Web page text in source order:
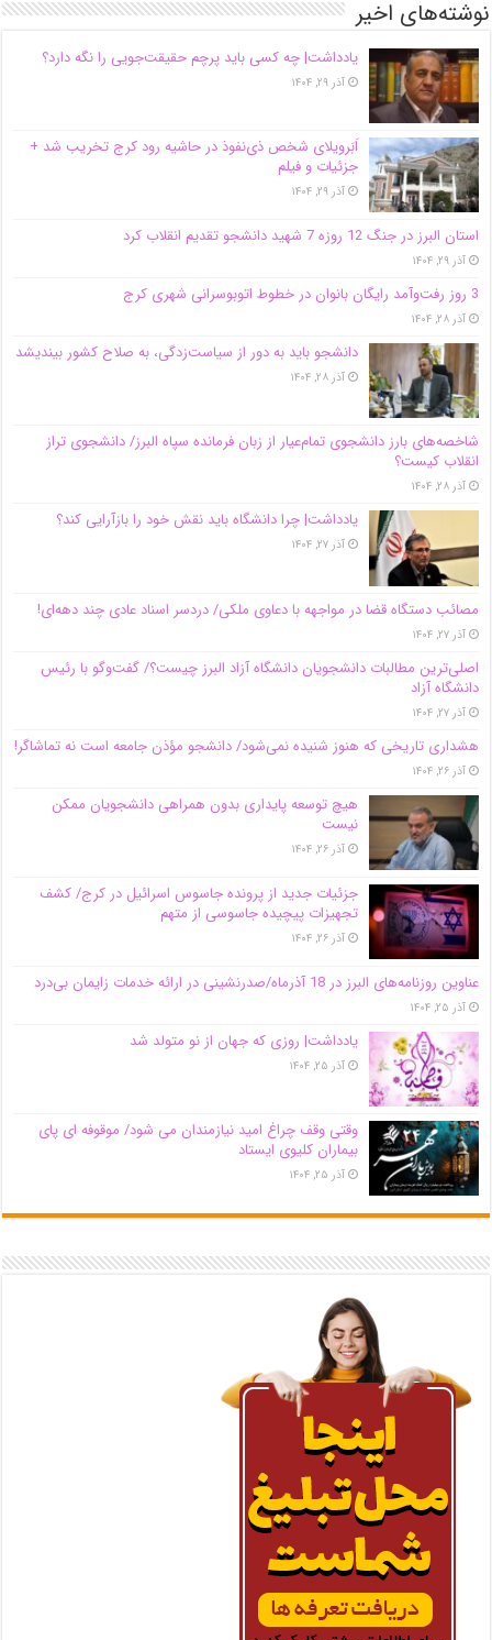
نوشته‌های اخیر
یادداشت| ‌چه کسی باید پرچم حقیقت‌جویی را نگه دارد؟
آذر ۲۹, ۱۴۰۴
اَبَر‌ویلای شخص ذی‌نفوذ در حاشیه‌ رود کرج تخریب شد +
جزئیات و فیلم
آذر ۲۹, ۱۴۰۴
استان البرز در جنگ 12 روزه 7 شهید دانشجو تقدیم انقلاب کرد
آذر ۲۹, ۱۴۰۴
3 روز رفت‌وآمد رایگان بانوان در خطوط اتوبوسرانی شهری کرج
آذر ۲۸, ۱۴۰۴
دانشجو باید به دور از سیاست‌زدگی، به صلاح کشور بیندیشد
آذر ۲۸, ۱۴۰۴
شاخصه‌های بارز دانشجوی تمام‌عیار از زبان فرمانده سپاه البرز/ دانشجوی تراز
انقلاب کیست؟
آذر ۲۸, ۱۴۰۴
یادداشت| چرا دانشگاه باید نقش خود را بازآرایی کند؟
آذر ۲۷, ۱۴۰۴
مصائب دستگاه قضا در مواجهه با دعاوی ملکی/ دردسر اسناد عادی چند‌ دهه‌ای!
آذر ۲۷, ۱۴۰۴
اصلی‌ترین مطالبات دانشجویان دانشگاه آزاد البرز چیست؟/ گفت‌وگو با رئیس
دانشگاه آز‌اد
آذر ۲۷, ۱۴۰۴
هشداری تاریخی که هنوز شنیده نمی‌شود/ دانشجو مؤذن جامعه است نه تماشاگر!
آذر ۲۶, ۱۴۰۴
هیچ توسعه پایداری بدون همراهی دانشجویان ممکن
نیست
آذر ۲۶, ۱۴۰۴
جزئیات جدید از پرونده جاسوس اسرائیل در کرج/‌ کشف
تجهیزات پیچیده جاسوسی از متهم
آذر ۲۶, ۱۴۰۴
عناوین روزنامه‌های البرز در ‌18 آذرماه/صدرنشینی در ارائه خدمات زایمان بی‌درد
آذر ۲۵, ۱۴۰۴
یادداشت| روزی که جهان از نو متولد شد
آذر ۲۵, ۱۴۰۴
وقتی وقف چراغ امید نیازمندان می شود/ موقوفه ای پای
بیماران کلیوی ایستاد
آذر ۲۵, ۱۴۰۴